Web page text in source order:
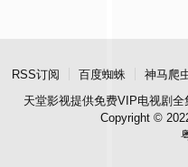
RSS订阅 百度蜘蛛 神马爬
天堂影视提供免费VIP电视剧
Copyright ©